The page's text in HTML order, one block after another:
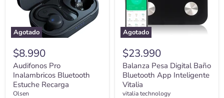
Agotado
$8.990
Audifonos Pro
Inalambricos Bluetooth
Estuche Recarga
Olsen
Agotado
Vitalia
$23.990
Balanza Pesa Digital Baño
Bluetooth App Inteligente
Vitalia
vitalia technology